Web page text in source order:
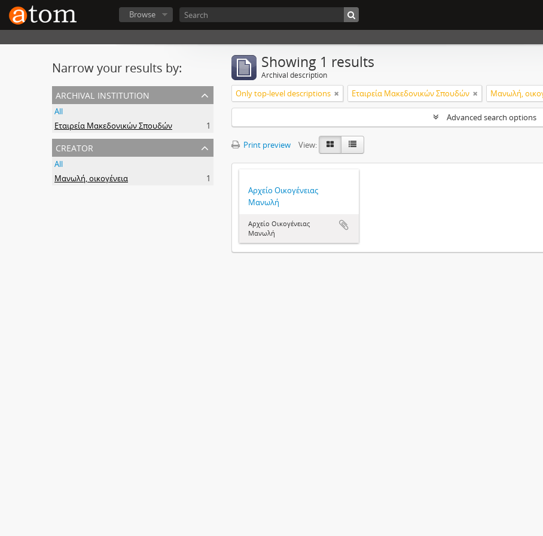
Browse
Narrow your results by:
archival institution
All
Εταιρεία Μακεδονικών Σπουδών
1
creator
All
Μανωλή, οικογένεια
1
Showing 1 results
Archival description
Only top-level descriptions Εταιρεία Μακεδονικών Σπουδών Μανωλή,
Advanced search options
Print preview View:
Αρχείο Οικογένειας
Μανωλή
Αρχείο Οικογένειας
Μανωλή